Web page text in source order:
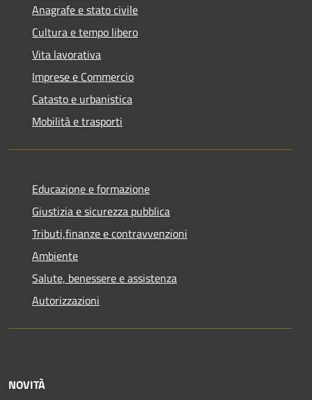
Anagrafe e stato civile
Cultura e tempo libero
Vita lavorativa
Imprese e Commercio
Catasto e urbanistica
Mobilità e trasporti
Educazione e formazione
Giustizia e sicurezza pubblica
Tributi,finanze e contravvenzioni
Ambiente
Salute, benessere e assistenza
Autorizzazioni
NOVITÀ